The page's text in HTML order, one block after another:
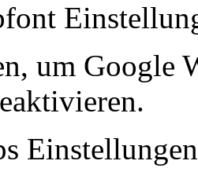
um Google